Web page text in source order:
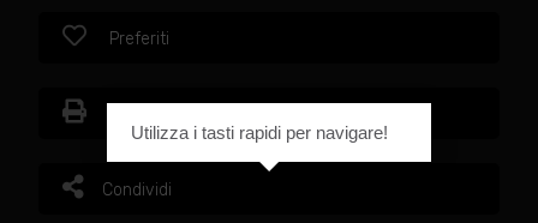
Preferiti
Condividi
Utilizza i tasti rapidi per navigare!